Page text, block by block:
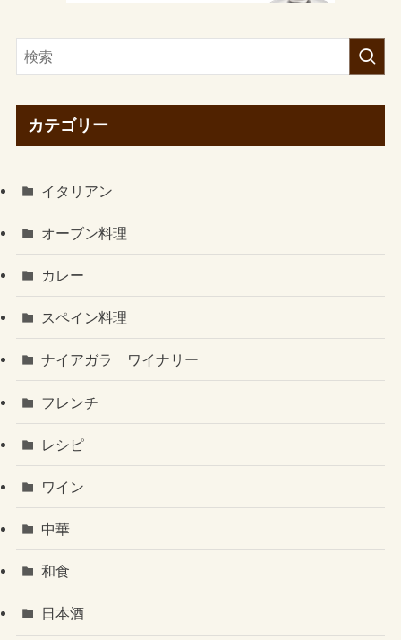
カテゴリー
イタリアン
オーブン料理
カレー
スペイン料理
ナイアガラ ワイナリー
フレンチ
レシピ
ワイン
中華
和食
日本酒